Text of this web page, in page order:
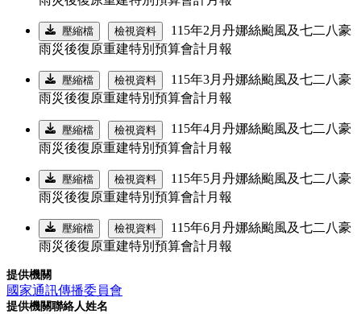
壓縮檔 檢視資料
115年2月丹娜絲颱風及七二八豪
雨災後復原重建特別預算會計月報
壓縮檔 檢視資料
115年3月丹娜絲颱風及七二八豪
雨災後復原重建特別預算會計月報
壓縮檔 檢視資料
115年4月丹娜絲颱風及七二八豪
雨災後復原重建特別預算會計月報
壓縮檔 檢視資料
115年5月丹娜絲颱風及七二八豪
雨災後復原重建特別預算會計月報
壓縮檔 檢視資料
115年6月丹娜絲颱風及七二八豪
雨災後復原重建特別預算會計月報
提供機關
國家通訊傳播委員會
提供機關聯絡人姓名